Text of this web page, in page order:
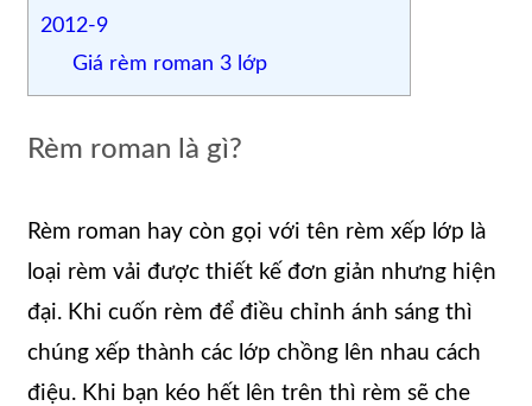
2012-9
Giá rèm roman 3 lớp
Rèm roman là gì?
Rèm roman hay còn gọi với tên rèm xếp lớp là
loại rèm vải được thiết kế đơn giản nhưng hiện
đại. Khi cuốn rèm để điều chỉnh ánh sáng thì
chúng xếp thành các lớp chồng lên nhau cách
điệu. Khi bạn kéo hết lên trên thì rèm sẽ che